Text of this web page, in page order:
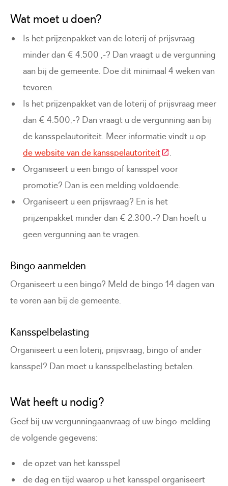
Wat moet u doen?
Is het prijzenpakket van de loterij of prijsvraag
minder dan € 4.500 ,-? Dan vraagt u de vergunning
aan bij de gemeente. Doe dit minimaal 4 weken van
tevoren.
Is het prijzenpakket van de loterij of prijsvraag meer
dan € 4.500,-? Dan vraagt u de vergunning aan bij
de kansspelautoriteit. Meer informatie vindt u op
de website van de kansspelautoriteit(Deze link gaat
.
Organiseert u een bingo of kansspel voor
promotie? Dan is een melding voldoende.
Organiseert u een prijsvraag? En is het
prijzenpakket minder dan € 2.300.-? Dan hoeft u
geen vergunning aan te vragen.
Bingo aanmelden
Organiseert u een bingo? Meld de bingo 14 dagen van
te voren aan bij de gemeente.
Kansspelbelasting
Organiseert u een loterij, prijsvraag, bingo of ander
kansspel? Dan moet u kansspelbelasting betalen.
Wat heeft u nodig?
Geef bij uw vergunningaanvraag of uw bingo-melding
de volgende gegevens:
de opzet van het kansspel
de dag en tijd waarop u het kansspel organiseert